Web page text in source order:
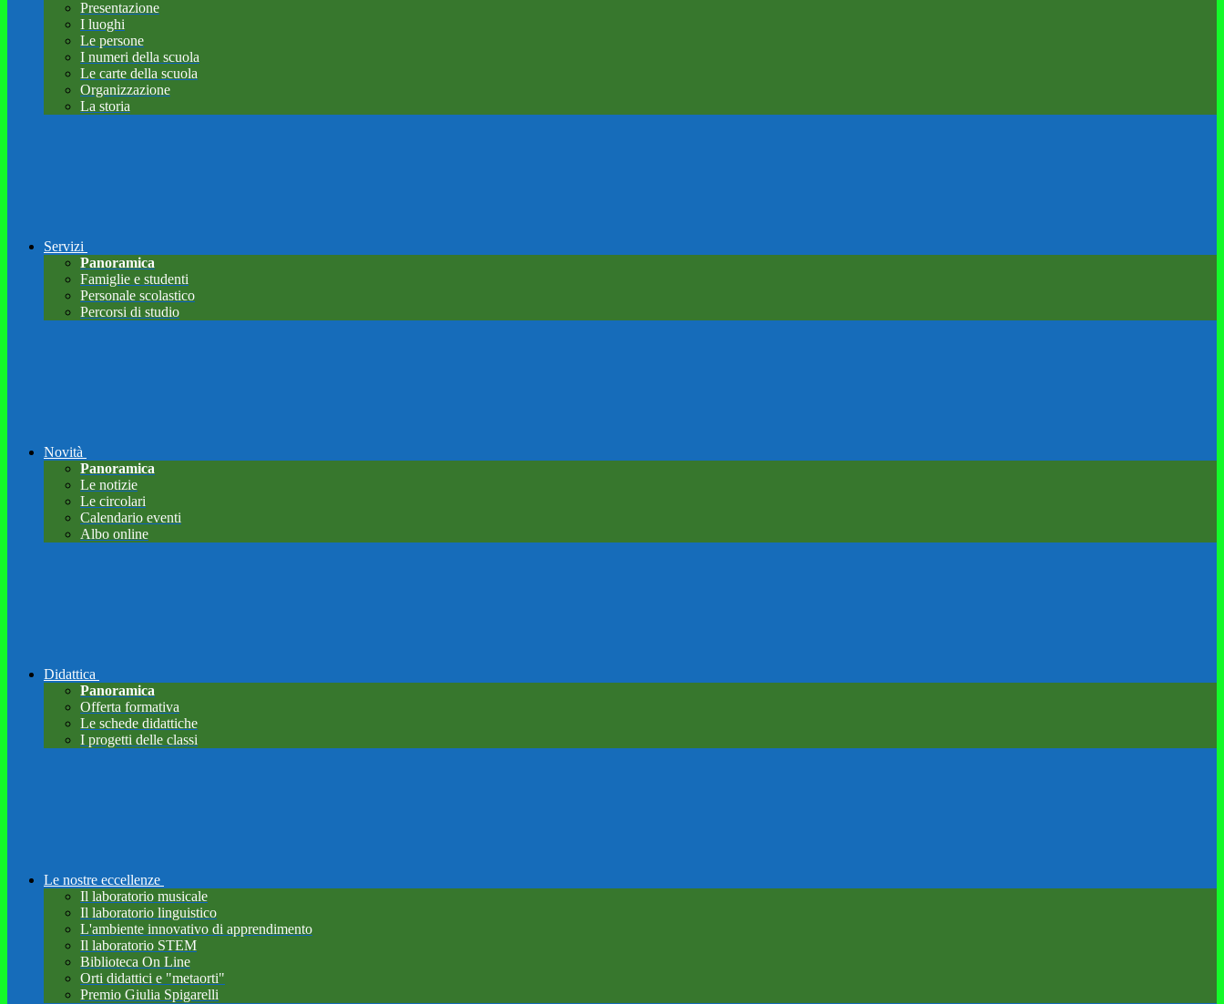
Presentazione
I luoghi
Le persone
I numeri della scuola
Le carte della scuola
Organizzazione
La storia
Servizi
Panoramica
Famiglie e studenti
Personale scolastico
Percorsi di studio
Novità
Panoramica
Le notizie
Le circolari
Calendario eventi
Albo online
Didattica
Panoramica
Offerta formativa
Le schede didattiche
I progetti delle classi
Le nostre eccellenze
Il laboratorio musicale
Il laboratorio linguistico
L'ambiente innovativo di apprendimento
Il laboratorio STEM
Biblioteca On Line
Orti didattici e "metaorti"
Premio Giulia Spigarelli